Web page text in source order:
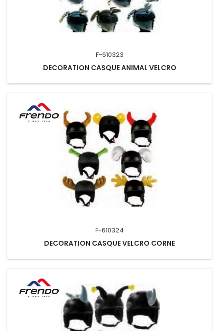
F-610323
DECORATION CASQUE ANIMAL VELCRO
F-610324
DECORATION CASQUE VELCRO CORNE